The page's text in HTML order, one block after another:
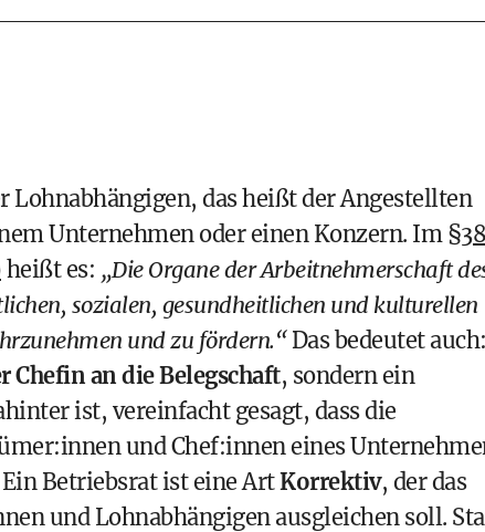
das heißt der Angestellten
Unternehmen oder einen Konzern. Im §38
heißt es: „Die Organe der Arbeitnehmerschaft
sozialen, gesundheitlichen und kulturellen
und zu fördern.“Das bedeutet
Chefin an die Belegschaft, sondern ein
ist, vereinfacht gesagt, dass die
und Chef:innen eines
Betriebsrat ist eine ArtKorrektiv, der das
und Lohnabhängigen ausgleichen soll.